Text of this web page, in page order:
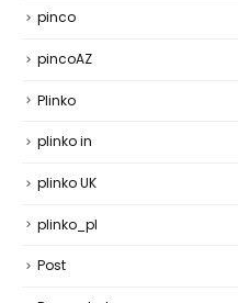
pinco
pincoAZ
Plinko
plinko in
plinko UK
plinko_pl
Post